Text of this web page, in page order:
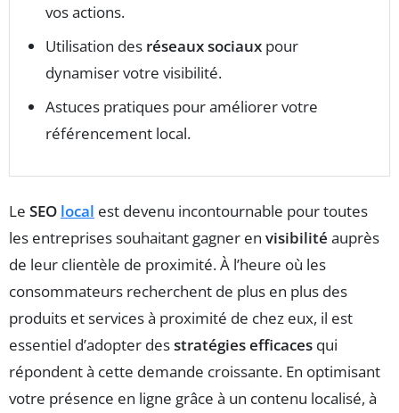
vos actions.
Utilisation des réseaux sociaux pour
dynamiser votre visibilité.
Astuces pratiques pour améliorer votre
référencement local.
Le SEO local est devenu incontournable pour toutes
les entreprises souhaitant gagner en visibilité auprès
de leur clientèle de proximité. À l’heure où les
consommateurs recherchent de plus en plus des
produits et services à proximité de chez eux, il est
essentiel d’adopter desstratégies efficaces qui
répondent à cette demande croissante. En optimisant
votre présence en ligne grâce à un contenu localisé, à